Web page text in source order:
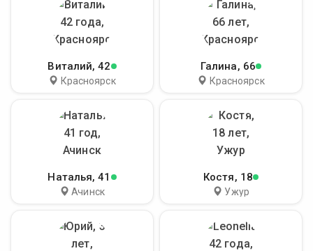
Виталий, 42
Красноярск
Галина, 66
Красноярск
Наталья, 41
Ачинск
Костя, 18
Ужур